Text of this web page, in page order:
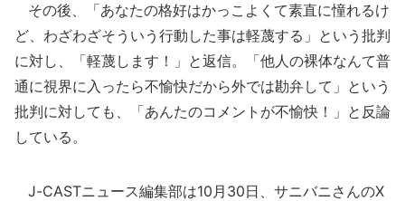
その後、「あなたの格好はかっこよくて素直に憧れるけ
ど、わざわざそういう行動した事は軽蔑する」という批判
に対し、「軽蔑します！」と返信。「他人の裸体なんて普
通に視界に入ったら不愉快だから外では勘弁して」という
批判に対しても、「あんたのコメントが不愉快！」と反論
している。
J-CASTニュース編集部は10月30日、サニバニさんのX